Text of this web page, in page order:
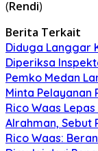
(Rendi)
Berita Terkait
Diduga Langgar
Diperiksa
Pemko Medan
Minta Pelayanan
Rico Waas
Alrahman, Sebut
Rico Waas: